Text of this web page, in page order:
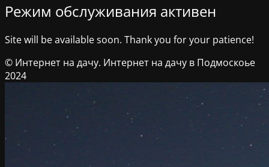
Режим обслуживания активен
Site will be available soon. Thank you for your patience!
© Интернет на дачу. Интернет на дачу в Подмоскоье
2024